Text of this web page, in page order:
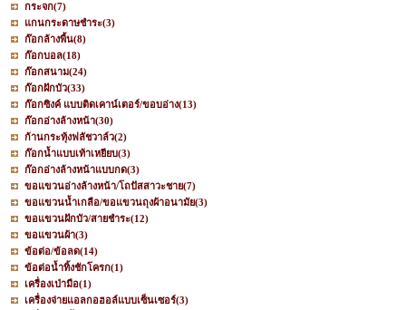
กระจก(7)
แกนกระดาษชำระ(3)
ก๊อกล้างพื้น(8)
ก๊อกบอล(18)
ก๊อกสนาม(24)
ก๊อกฝักบัว(33)
ก๊อกซิงค์ แบบติดเคาน์เตอร์/ขอบอ่าง(13)
ก๊อกอ่างล้างหน้า(30)
ก้านกระทุ้งฟลัชวาล์ว(2)
ก๊อกน้ำแบบเท้าเหยียบ(3)
ก๊อกอ่างล้างหน้าแบบกด(3)
ขอแขวนอ่างล้างหน้า/โถปัสสาวะชาย(7)
ขอแขวนน้ำเกลือ/ขอแขวนถุงผ้าอนามัย(3)
ขอแขวนฝักบัว/สายชำระ(12)
ขอแขวนผ้า(3)
ข้อต่อ/ข้อลด(14)
ข้อต่อน้ำทิ้งชักโครก(1)
เครื่องเป่ามือ(1)
เครื่องจ่ายแอลกอฮอล์แบบเซ็นเซอร์(3)